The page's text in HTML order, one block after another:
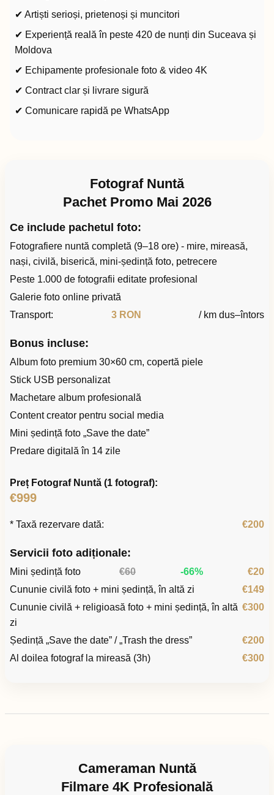
✔ Artiști serioși, prietenoși și muncitori
✔ Experiență reală în peste 420 de nunți din Suceava și
Moldova
✔ Echipamente profesionale foto & video 4K
✔ Contract clar și livrare sigură
✔ Comunicare rapidă pe WhatsApp
Fotograf Nuntă
Pachet Promo Mai 2026
Ce include pachetul foto:
Fotografiere nuntă completă (9–18 ore) - mire, mireasă,
nași, civilă, biserică, mini-ședință foto, petrecere
Peste 1.000 de fotografii editate profesional
Galerie foto online privată
Transport:
3 RON / km dus–întors
Bonus incluse:
Album foto premium 30×60 cm, copertă piele
Stick USB personalizat
Machetare album profesională
Content creator pentru social media
Mini ședință foto „Save the date”
Predare digitală în 14 zile
Preț Fotograf Nuntă (1 fotograf):
€999
* Taxă rezervare dată: €200
Servicii foto adiționale:
Mini ședință foto €60 -66%
€20
Cununie civilă foto + mini ședință, în altă zi
€149
Cununie civilă + religioasă foto + mini ședință, în altă
zi
€300
Ședință „Save the date” / „Trash the dress”
€200
Al doilea fotograf la mireasă (3h)
€300
Cameraman Nuntă
Filmare 4K Profesională